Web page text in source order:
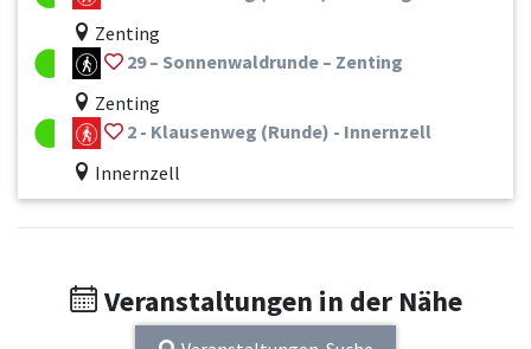
Zenting
29 – Sonnenwaldrunde – Zenting
Zenting
2 - Klausenweg (Runde) - Innernzell
Innernzell
Veranstaltungen in der Nähe